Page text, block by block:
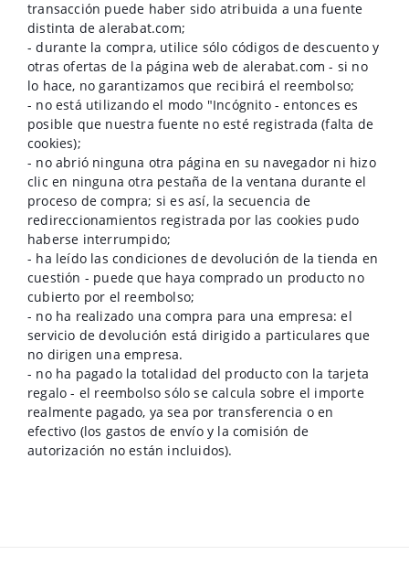
transacción puede haber sido atribuida a una fuente
distinta de alerabat.com;
- durante la compra, utilice sólo códigos de descuento y
otras ofertas de la página web de alerabat.com - si no
lo hace, no garantizamos que recibirá el reembolso;
- no está utilizando el modo "Incógnito - entonces es
posible que nuestra fuente no esté registrada (falta de
cookies);
- no abrió ninguna otra página en su navegador ni hizo
clic en ninguna otra pestaña de la ventana durante el
proceso de compra; si es así, la secuencia de
redireccionamientos registrada por las cookies pudo
haberse interrumpido;
- ha leído las condiciones de devolución de la tienda en
cuestión - puede que haya comprado un producto no
cubierto por el reembolso;
- no ha realizado una compra para una empresa: el
servicio de devolución está dirigido a particulares que
no dirigen una empresa.
- no ha pagado la totalidad del producto con la tarjeta
regalo - el reembolso sólo se calcula sobre el importe
realmente pagado, ya sea por transferencia o en
efectivo (los gastos de envío y la comisión de
autorización no están incluidos).